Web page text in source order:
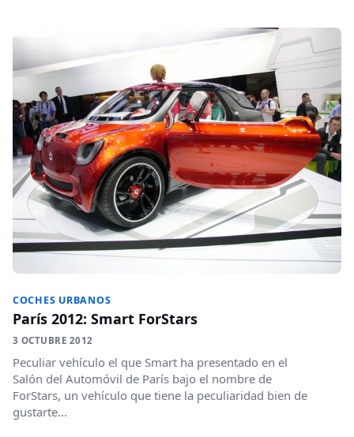
COCHES URBANOS
París 2012: Smart ForStars
3 OCTUBRE 2012
Peculiar vehículo el que Smart ha presentado en el
Salón del Automóvil de París bajo el nombre de
ForStars, un vehículo que tiene la peculiaridad bien de
gustarte...